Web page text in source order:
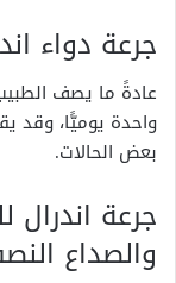
جرعة دواء
بعض الحالات.
جرعة اندرال
والصداع